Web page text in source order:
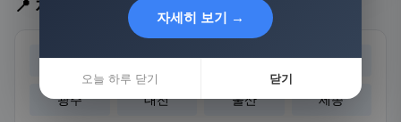
📍 지역 선택
서울 부산 대구 인천
광주 대전 울산 세종
자세히 보기 →
오늘 하루 닫기 닫기